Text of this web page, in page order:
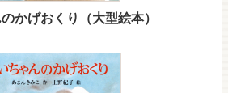
かげおくり（大型絵本）